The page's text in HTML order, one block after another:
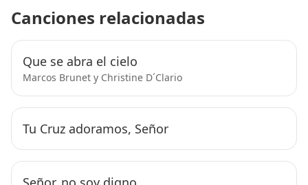
Canciones relacionadas
Que se abra el cielo
Marcos Brunet y Christine D´Clario
Tu Cruz adoramos, Señor